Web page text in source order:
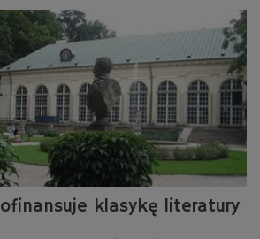
klasykę literatury